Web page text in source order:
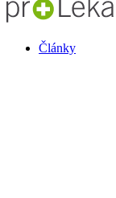
Články